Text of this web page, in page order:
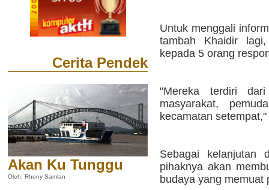
Cerita Pendek
Akan Ku Tunggu
Oleh: Rhony Samlan
Untuk menggali
tambah Khaidir
kepada 5 orang
"Mereka terdiri
masyarakat,
kecamatan
Sebagai kelanjutan
pihaknya akan
budaya yang memuat